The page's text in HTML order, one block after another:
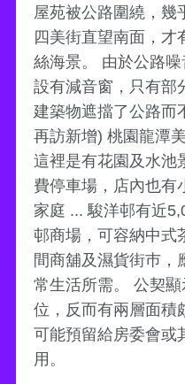
屋苑被公路圍繞，幾
四美街直望南面，才
絲海景。 由於公路
設有減音窗，只有部
建築物遮擋了公路而
再訪新增) 桃園龍潭
這裡是有花園及水池
費停車場，店內也有
家庭 ... 駿洋邨有近
邨商場，可容納中式
間商舖及濕貨街巿，
常生活所需。 公契
位，反而有兩層面積
可能預留給房委會或
用。